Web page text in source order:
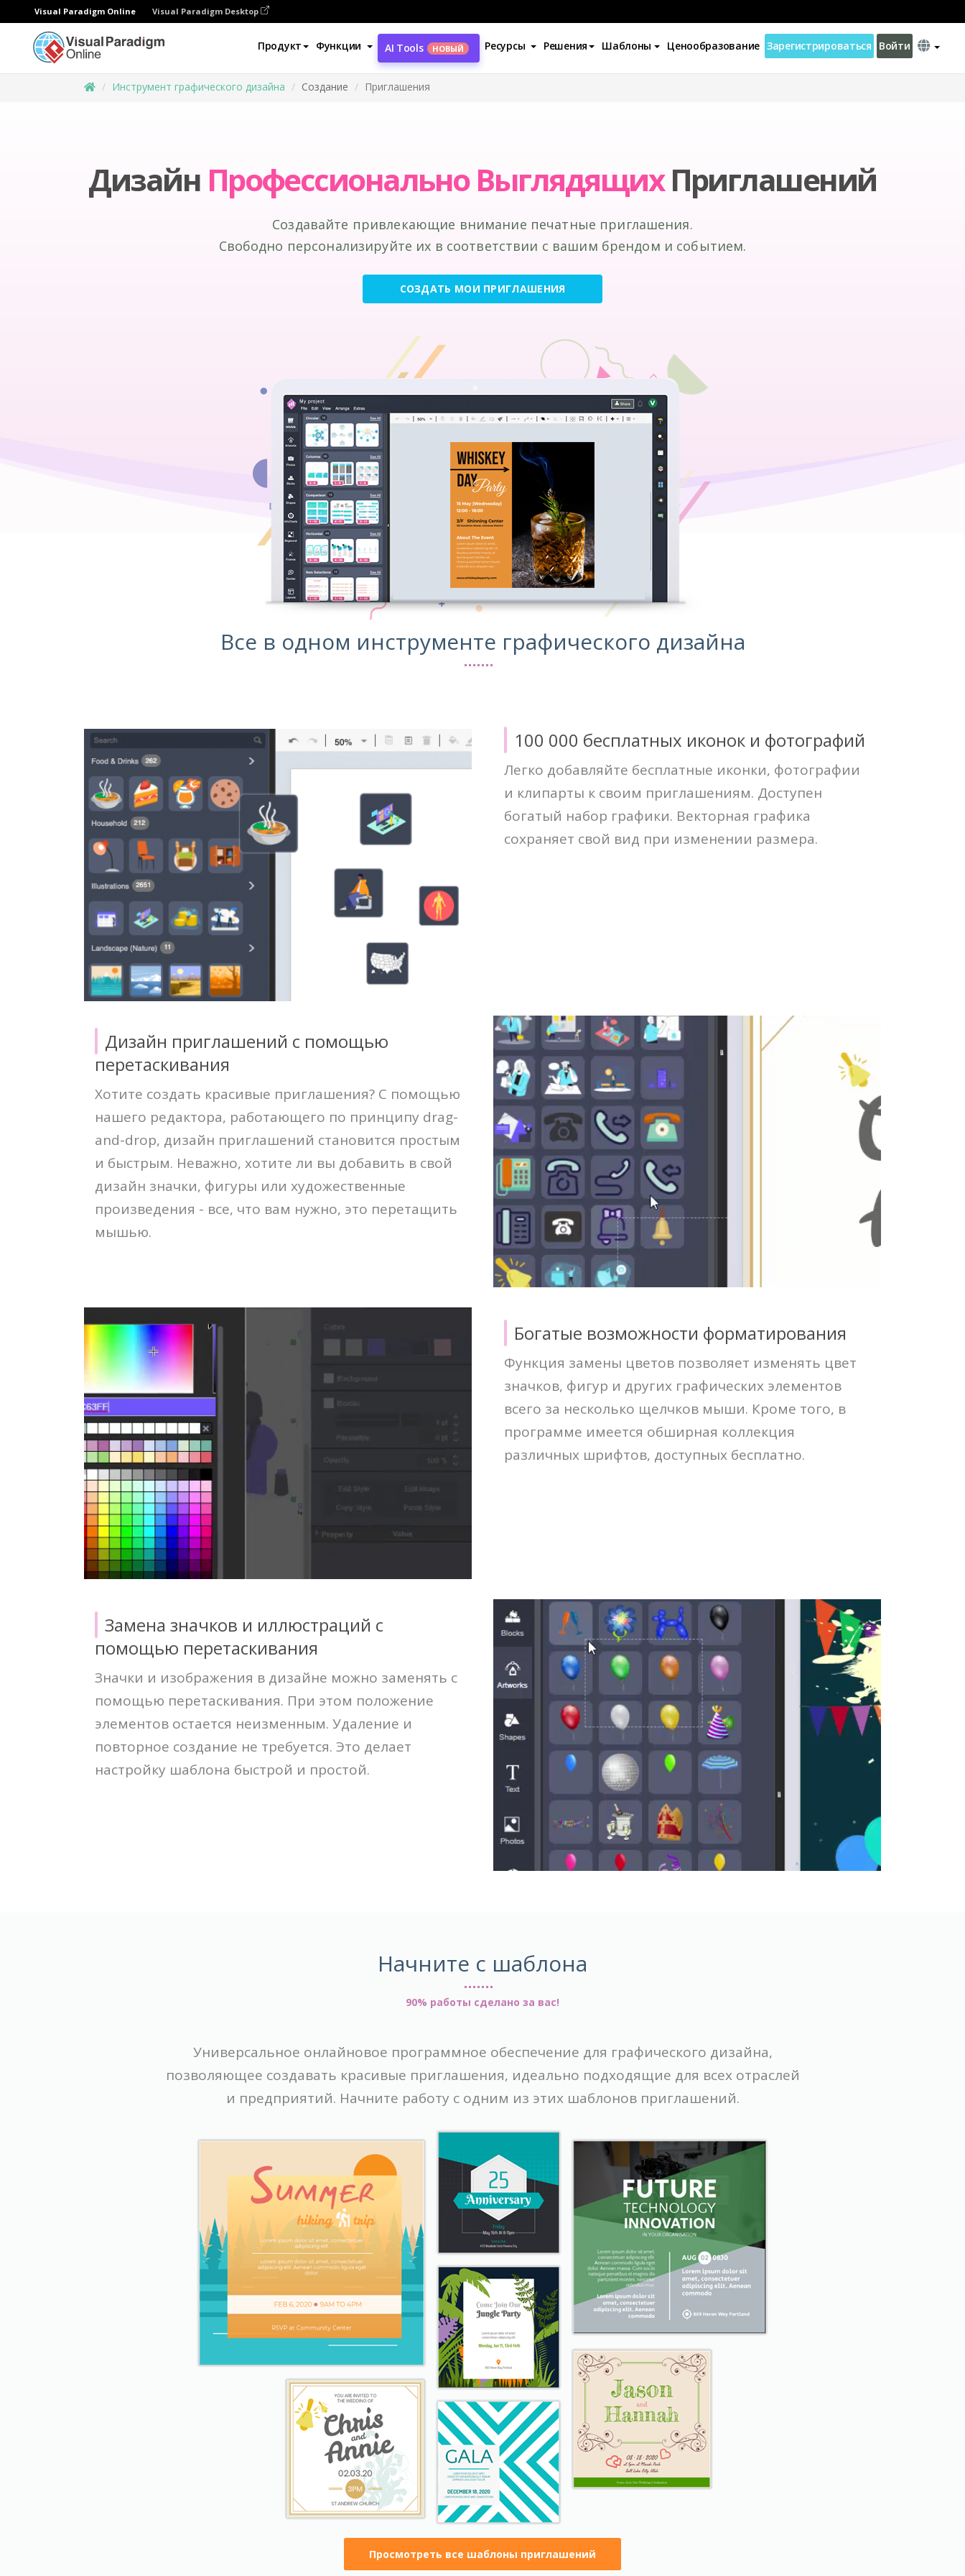
Visual Paradigm Online Visual Paradigm Desktop
Продукт Функции AI Tools НОВЫЙ Ресурсы Решения Шаблоны Ценообразование Зарегистрироваться Войти
Инструмент графического дизайна Создание Приглашения
Дизайн Профессионально ВыглядящихПриглашений
Создавайте привлекающие внимание печатные приглашения.
Свободно персонализируйте их в соответствии с вашим брендом и событием.
СОЗДАТЬ МОИ ПРИГЛАШЕНИЯ
Все в одном инструменте графического дизайна
100 000 бесплатных иконок и фотографий
Легко добавляйте бесплатные иконки, фотографии
и клипарты к своим приглашениям. Доступен
богатый набор графики. Векторная графика
сохраняет свой вид при изменении размера.
Дизайн приглашений с помощью
перетаскивания
Хотите создать красивые приглашения? С помощью
нашего редактора, работающего по принципу drag-
and-drop, дизайн приглашений становится простым
и быстрым. Неважно, хотите ли вы добавить в свой
дизайн значки, фигуры или художественные
произведения - все, что вам нужно, это перетащить
мышью.
Богатые возможности форматирования
Функция замены цветов позволяет изменять цвет
значков, фигур и других графических элементов
всего за несколько щелчков мыши. Кроме того, в
программе имеется обширная коллекция
различных шрифтов, доступных бесплатно.
Замена значков и иллюстраций с
помощью перетаскивания
Значки и изображения в дизайне можно заменять с
помощью перетаскивания. При этом положение
элементов остается неизменным. Удаление и
повторное создание не требуется. Это делает
настройку шаблона быстрой и простой.
Начните с шаблона
90% работы сделано за вас!
Универсальное онлайновое программное обеспечение для графического дизайна,
позволяющее создавать красивые приглашения, идеально подходящие для всех отраслей
и предприятий. Начните работу с одним из этих шаблонов приглашений.
Просмотреть все шаблоны приглашений